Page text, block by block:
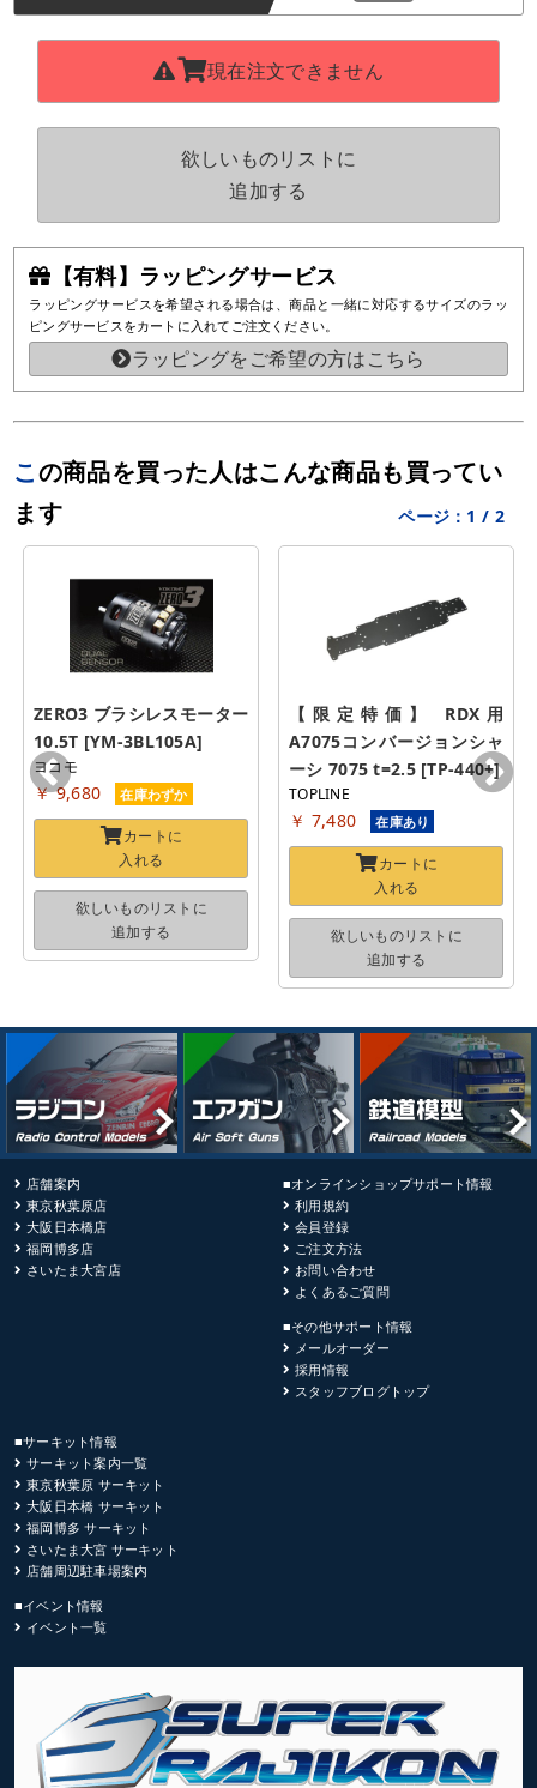
【有料】ラッピングサービス
ラッピングサービスを希望される場合は、商品と一緒に対応するサイズのラッ
ピングサービスをカートに入れてご注文ください。
ラッピングをご希望の方はこちら
現在注文できません
欲しいものリストに
追加する
この商品を買った人はこんな商品も買ってい
ます
ページ： 1 / 2
ZERO3 ブラシレスモーター
10.5T [YM-3BL105A]
ヨコモ
￥ 9,680 在庫わずか
カートに
入れる
欲しいものリストに
追加する
【限定特価】 RDX用
A7075コンバージョンシャ
ーシ 7075 t=2.5 [TP-440+]
TOPLINE
￥ 7,480 在庫あり
カートに
入れる
欲しいものリストに
追加する
店舗案内
東京秋葉原店
大阪日本橋店
福岡博多店
さいたま大宮店
■オンラインショップサポート情報
利用規約
会員登録
ご注文方法
お問い合わせ
よくあるご質問
■その他サポート情報
メールオーダー
採用情報
スタッフブログトップ
■サーキット情報
サーキット案内一覧
東京秋葉原 サーキット
大阪日本橋 サーキット
福岡博多 サーキット
さいたま大宮 サーキット
店舗周辺駐車場案内
■イベント情報
イベント一覧